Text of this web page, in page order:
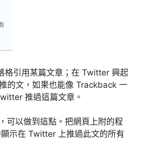
格引用某篇文章；在 Twitter 興起
的文，如果也能像 Trackback 一
推過這篇文章。
可以做到這點。把網頁上附的程
示在 Twitter 上推過此文的所有